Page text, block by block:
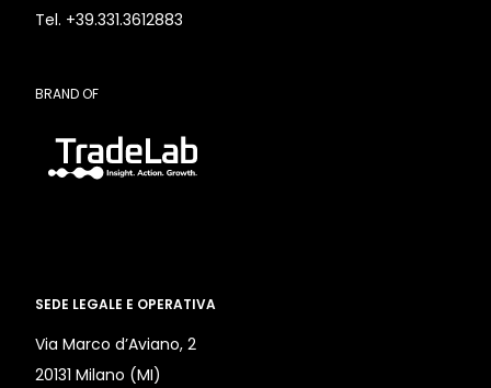
Tel. +39.331.3612883
BRAND OF
SEDE LEGALE E OPERATIVA
Via Marco d’Aviano, 2
20131 Milano (MI)